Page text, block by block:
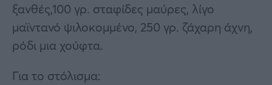
ξανθές,100 γρ. σταφίδες μαύρες, λίγο
μαϊντανό ψιλοκομμένο, 250 γρ. ζάχαρη άχνη,
ρόδι μια χούφτα.
Για το στόλισμα: